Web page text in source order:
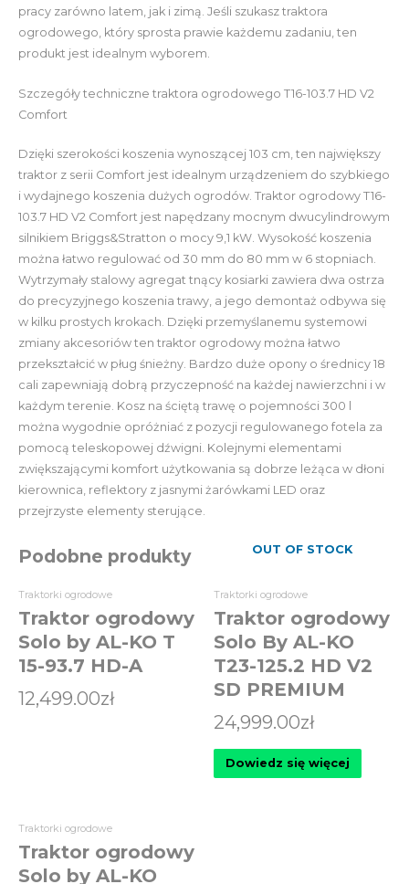
pracy zarówno latem, jak i zimą. Jeśli szukasz traktora
ogrodowego, który sprosta prawie każdemu zadaniu, ten
produkt jest idealnym wyborem.
Szczegóły techniczne traktora ogrodowego T16-103.7 HD V2
Comfort
Dzięki szerokości koszenia wynoszącej 103 cm, ten największy
traktor z serii Comfort jest idealnym urządzeniem do szybkiego
i wydajnego koszenia dużych ogrodów. Traktor ogrodowy T16-
103.7 HD V2 Comfort jest napędzany mocnym dwucylindrowym
silnikiem Briggs&Stratton o mocy 9,1 kW. Wysokość koszenia
można łatwo regulować od 30 mm do 80 mm w 6 stopniach.
Wytrzymały stalowy agregat tnący kosiarki zawiera dwa ostrza
do precyzyjnego koszenia trawy, a jego demontaż odbywa się
w kilku prostych krokach. Dzięki przemyślanemu systemowi
zmiany akcesoriów ten traktor ogrodowy można łatwo
przekształcić w pług śnieżny. Bardzo duże opony o średnicy 18
cali zapewniają dobrą przyczepność na każdej nawierzchni i w
każdym terenie. Kosz na ściętą trawę o pojemności 300 l
można wygodnie opróżniać z pozycji regulowanego fotela za
pomocą teleskopowej dźwigni. Kolejnymi elementami
zwiększającymi komfort użytkowania są dobrze leżąca w dłoni
kierownica, reflektory z jasnymi żarówkami LED oraz
przejrzyste elementy sterujące.
Podobne produkty
Traktorki ogrodowe
Traktor ogrodowy
Solo by AL-KO T
15-93.7 HD-A
12,499.00zł
OUT OF STOCK
Traktorki ogrodowe
Traktor ogrodowy
Solo By AL-KO
T23-125.2 HD V2
SD PREMIUM
24,999.00zł
Dowiedz się więcej
Traktorki ogrodowe
Traktor ogrodowy
Solo by AL-KO